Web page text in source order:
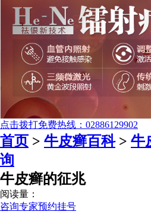
点击拨打免费热线：02886129902
首页 > 牛皮癣百科> 牛
询
牛皮癣的征兆
阅读量：
咨询专家预约挂号